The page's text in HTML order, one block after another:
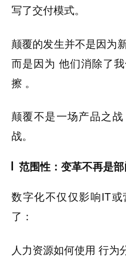
写了交付模式。
颠覆的发生并不是因为
而是因为 他们消除了
擦 。
颠覆不是一场产品之
战。
范围性：变革不再是
数字化不仅仅影响IT
了：
人力资源如何使用 行为